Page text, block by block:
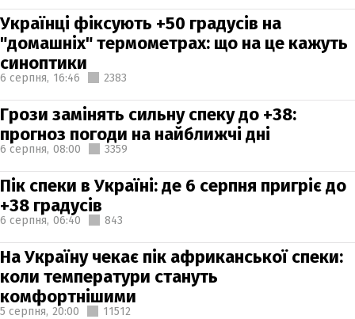
Українці фіксують +50 градусів на
"домашніх" термометрах: що на це кажуть
синоптики
6 серпня, 16:46 2383
Грози замінять сильну спеку до +38:
прогноз погоди на найближчі дні
6 серпня, 08:00 3359
Пік спеки в Україні: де 6 серпня пригріє до
+38 градусів
6 серпня, 06:40 843
На Україну чекає пік африканської спеки:
коли температури стануть
комфортнішими
5 серпня, 20:00 11512